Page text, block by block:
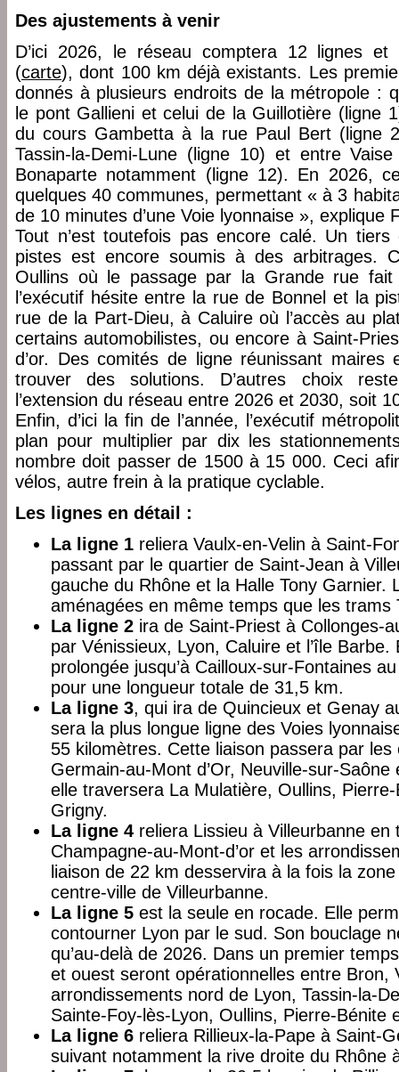
Des ajustements à venir
D’ici 2026, le réseau comptera 12 lignes
(carte), dont 100 km déjà existants. Les
donnés à plusieurs endroits de la métropole :
le pont Gallieni et celui de la Guillotière (ligne
du cours Gambetta à la rue Paul Bert (ligne
Tassin-la-Demi-Lune (ligne 10) et entre
Bonaparte notamment (ligne 12). En 2026,
quelques 40 communes, permettant « à 3
de 10 minutes d’une Voie lyonnaise », explique
Tout n’est toutefois pas encore calé. Un
pistes est encore soumis à des arbitrages.
Oullins où le passage par la Grande rue
l’exécutif hésite entre la rue de Bonnel et la
rue de la Part-Dieu, à Caluire où l’accès au
certains automobilistes, ou encore à Saint-
d’or. Des comités de ligne réunissant
trouver des solutions. D’autres choix
l’extension du réseau entre 2026 et 2030, soit
Enfin, d’ici la fin de l’année, l’exécutif
plan pour multiplier par dix les
nombre doit passer de 1500 à 15 000. Ceci
vélos, autre frein à la pratique cyclable.
Les lignes en détail :
La ligne 1 reliera Vaulx-en-Velin à Saint-
passant par le quartier de Saint-Jean à
gauche du Rhône et la Halle Tony Garnier.
aménagées en même temps que les trams
La ligne 2 ira de Saint-Priest à Collonges-
par Vénissieux, Lyon, Caluire et l’île
prolongée jusqu’à Cailloux-sur-Fontaines
pour une longueur totale de 31,5 km.
La ligne 3, qui ira de Quincieux et Genay
sera la plus longue ligne des Voies
55 kilomètres. Cette liaison passera par
Germain-au-Mont d’Or, Neuville-sur-Saône
elle traversera La Mulatière, Oullins,
Grigny.
La ligne 4 reliera Lissieu à Villeurbanne en
Champagne-au-Mont-d’or et les
liaison de 22 km desservira à la fois la
centre-ville de Villeurbanne.
La ligne 5 est la seule en rocade. Elle
contourner Lyon par le sud. Son bouclage
qu’au-delà de 2026. Dans un premier
et ouest seront opérationnelles entre Bron,
arrondissements nord de Lyon, Tassin-la-
Sainte-Foy-lès-Lyon, Oullins, Pierre-Bénite
La ligne 6 reliera Rillieux-la-Pape à Saint-
suivant notamment la rive droite du Rhône